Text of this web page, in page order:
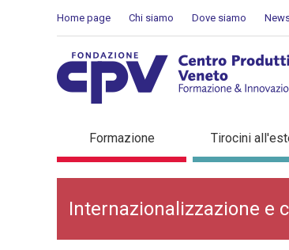
Home page Chi siamo Dove siamo
Formazione Tirocini
Internazionalizzazione e